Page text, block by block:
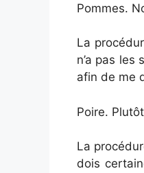
Pommes.
La
n’a pas
afin de me
Poire.
La
dois